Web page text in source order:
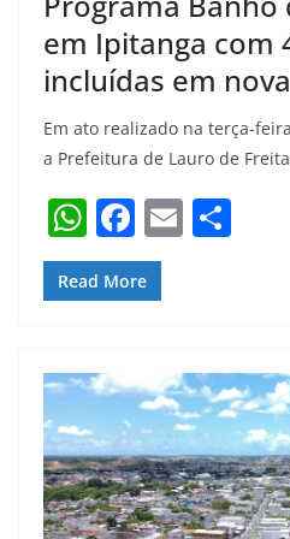
em Ipitanga com
incluídas em
Em ato realizado na terça-
a Prefeitura de Lauro de
W
h
at
A
p
p
F
a
c
b
o
o
k
E
Read More